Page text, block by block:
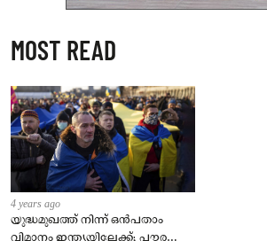
MOST READ
4 years ago
യുദ്ധമുഖത്ത് നിന്ന് ഒൻപതാം
വിമാനം ഇന്ത്യയിലേക്ക്; പൗരന്മാർ